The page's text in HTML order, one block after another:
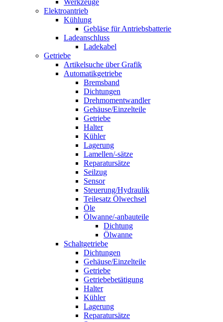
Werkzeuge
Elektroantrieb
Kühlung
Gebläse für Antriebsbatterie
Ladeanschluss
Ladekabel
Getriebe
Artikelsuche über Grafik
Automatikgetriebe
Bremsband
Dichtungen
Drehmomentwandler
Gehäuse/Einzelteile
Getriebe
Halter
Kühler
Lagerung
Lamellen/-sätze
Reparatursätze
Seilzug
Sensor
Steuerung/Hydraulik
Teilesatz Ölwechsel
Öle
Ölwanne/-anbauteile
Dichtung
Ölwanne
Schaltgetriebe
Dichtungen
Gehäuse/Einzelteile
Getriebe
Getriebebetätigung
Halter
Kühler
Lagerung
Reparatursätze